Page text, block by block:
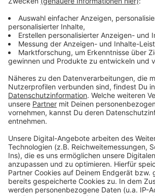
Belastung. Je näher die Gruppe der
die zehnjährige Avin und der
angefahren wurden, desto schwieriger
Situation für die Angehörigen. Am
Ortstermins konnten die Tränen
zurückgehalten werden. Das Unglück
bei dem das Auto in die
über Hürth hinaus für Entsetzen
vor dem Kölner Landgericht wird nach
Mitte des Monats fortgesetzt. Dann
Anzeige